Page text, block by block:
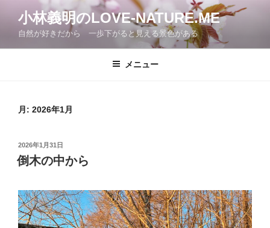
ン
小林義明のLOVE-NATURE.ME
自然が好きだから 一歩下がると見える景色がある
メニュー
月: 2026年1月
投
稿
日:
2026年1月31日
倒木の中から